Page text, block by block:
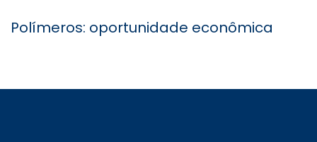
Polímeros: oportunidade econômica